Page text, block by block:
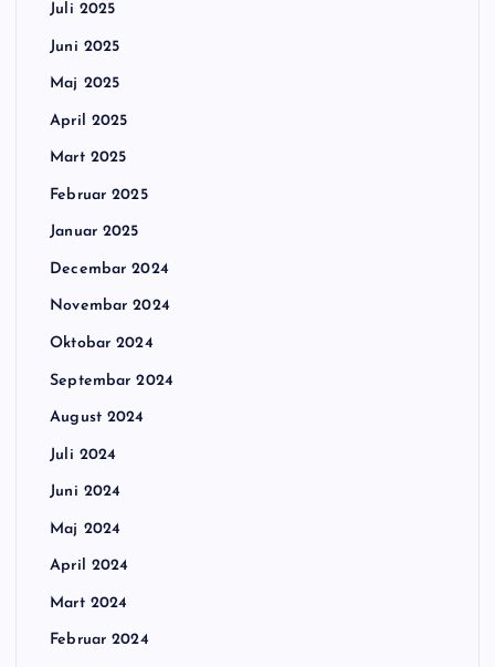
Juli 2025
Juni 2025
Maj 2025
April 2025
Mart 2025
Februar 2025
Januar 2025
Decembar 2024
Novembar 2024
Oktobar 2024
Septembar 2024
August 2024
Juli 2024
Juni 2024
Maj 2024
April 2024
Mart 2024
Februar 2024